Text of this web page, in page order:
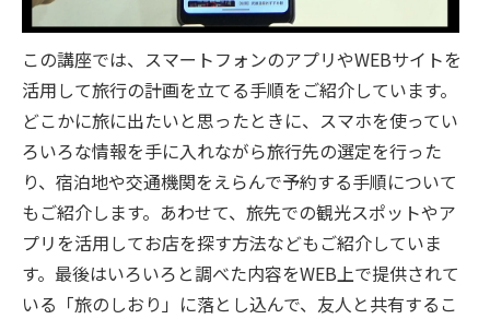
この講座では、スマートフォンのアプリやWEBサイトを
活用して旅行の計画を立てる手順をご紹介しています。
どこかに旅に出たいと思ったときに、スマホを使ってい
ろいろな情報を手に入れながら旅行先の選定を行った
り、宿泊地や交通機関をえらんで予約する手順について
もご紹介します。あわせて、旅先での観光スポットやア
プリを活用してお店を探す方法などもご紹介していま
す。最後はいろいろと調べた内容をWEB上で提供されて
いる「旅のしおり」に落とし込んで、友人と共有するこ